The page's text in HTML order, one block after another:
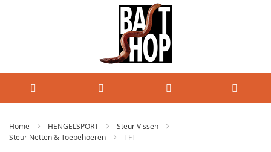
Home HENGELSPORT
Steur Vissen
Steur Netten & Toebehoeren
TFT